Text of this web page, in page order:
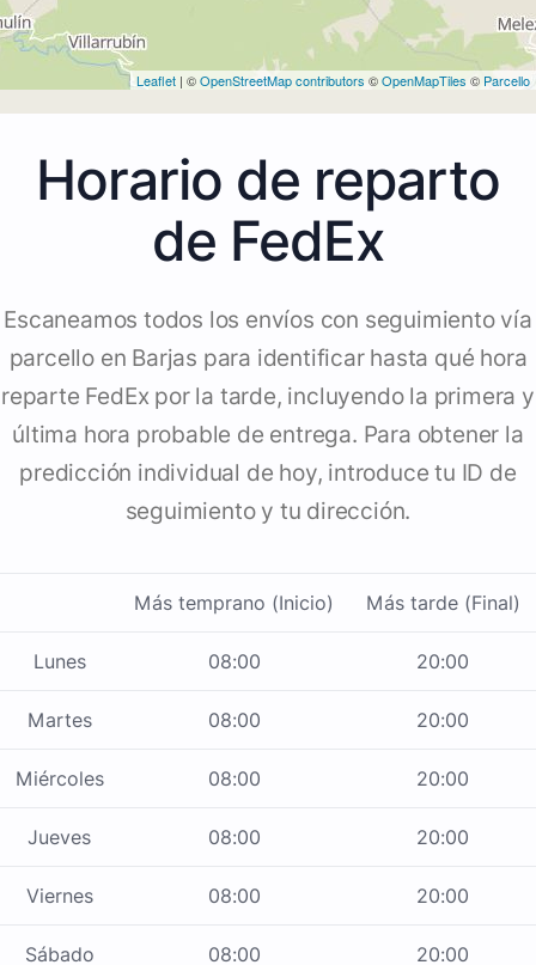
Leaflet | ©OpenStreetMap contributors ©OpenMapTiles © Parcello
Horario de reparto
de FedEx
Escaneamos todos los envíos con seguimiento vía
parcello en Barjas para identificar hasta qué hora
reparte FedEx por la tarde, incluyendo la primera y
última hora probable de entrega. Para obtener la
predicción individual de hoy, introduce tu ID de
seguimiento y tu dirección.
Más temprano (Inicio) Más tarde (Final)
Lunes 08:00 20:00
Martes 08:00 20:00
Miércoles 08:00 20:00
Jueves 08:00 20:00
Viernes 08:00 20:00
Sábado 08:00 20:00